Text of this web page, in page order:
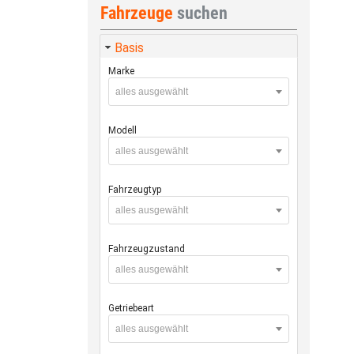
Fahrzeuge suchen
Basis
Marke
alles ausgewählt
Modell
alles ausgewählt
Fahrzeugtyp
alles ausgewählt
Fahrzeugzustand
alles ausgewählt
Getriebeart
alles ausgewählt